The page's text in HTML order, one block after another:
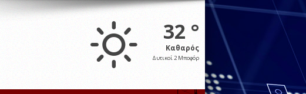
32 °
Καθαρός
Δυτικοί 2 Μποφόρ